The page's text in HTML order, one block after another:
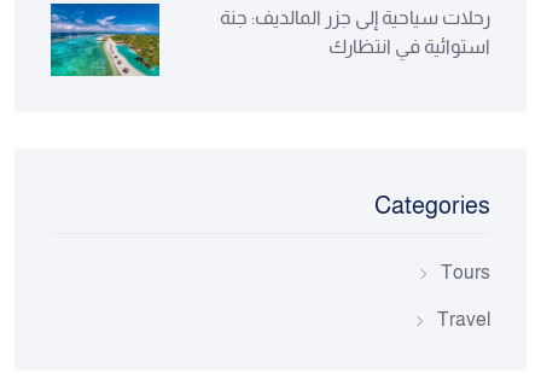
رحلات سياحية إلى جزر المالديف: جنة
استوائية في انتظارك
Categories
Tours
Travel